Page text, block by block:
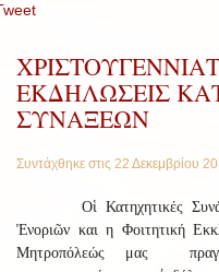
ΕΚΔΗΛΩΣΕΙΣ
ΣΥΝΑΞΕΩΝ
Συντάχθηκε στις 22 Δεκεμβρίου
Οἱ Κατηχητικές
Ἐνοριῶν και η Φοιτητική
Μητροπόλεώς μας